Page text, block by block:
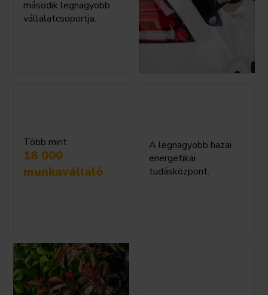
második legnagyobb
vállalatcsoportja.
Több mint
18 000
munkavállaló
A legnagyobb hazai
energetikai
tudásközpont.